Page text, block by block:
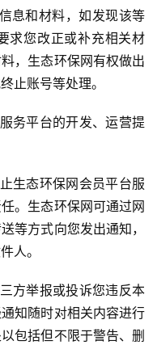
息和材料，如发现该等
求您改正或补充相关材
，生态环保网有权做出
止账号等处理。
务平台的开发、运营提
生态环保网会员平台服
。生态环保网可通过网
等方式向您发出通知，
人。
方举报或投诉您违反本
知随时对相关内容进行
包括但不限于警告、删